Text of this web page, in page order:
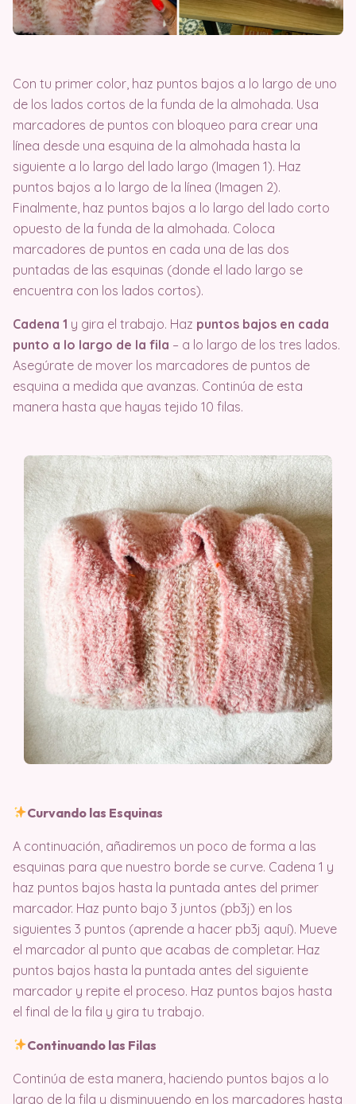
Con tu primer color, haz puntos bajos a lo largo de uno
de los lados cortos de la funda de la almohada. Usa
marcadores de puntos con bloqueo para crear una
línea desde una esquina de la almohada hasta la
siguiente a lo largo del lado largo (Imagen 1). Haz
puntos bajos a lo largo de la línea (Imagen 2).
Finalmente, haz puntos bajos a lo largo del lado corto
opuesto de la funda de la almohada. Coloca
marcadores de puntos en cada una de las dos
puntadas de las esquinas (donde el lado largo se
encuentra con los lados cortos).
Cadena 1 y gira el trabajo. Haz puntos bajos en cada
punto a lo largo de la fila – a lo largo de los tres lados.
Asegúrate de mover los marcadores de puntos de
esquina a medida que avanzas. Continúa de esta
manera hasta que hayas tejido 10 filas.
Curvando las Esquinas
A continuación, añadiremos un poco de forma a las
esquinas para que nuestro borde se curve. Cadena 1 y
haz puntos bajos hasta la puntada antes del primer
marcador. Haz punto bajo 3 juntos (pb3j) en los
siguientes 3 puntos (aprende a hacer pb3j aquí). Mueve
el marcador al punto que acabas de completar. Haz
puntos bajos hasta la puntada antes del siguiente
marcador y repite el proceso. Haz puntos bajos hasta
el final de la fila y gira tu trabajo.
Continuando las Filas
Continúa de esta manera, haciendo puntos bajos a lo
largo de la fila y disminuyendo en los marcadores hasta